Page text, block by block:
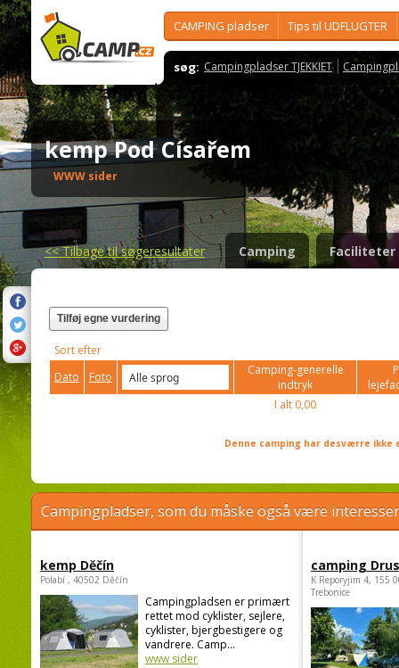
CAMPING pladser Tips til UDFLUGTER
søg: Campingpladser TJEKKIET
kemp Pod Císařem
WWW sider
<<Tilbage til søgeresultater Camping Faciliteter
Tilføj egne vurdering
Sort efter
Dato
Foto
Camping-generelle
indtryk
I alt 0,00
Denne camping har desværre
Campingpladser, som du måske også være
kemp Děčín
Polabí , 40502 Děčín
Campingpladsen er primært
rettet mod cyklister, sejlere,
cyklister, bjergbestigere og
vandrere. Camp...
www sider
camping
K Reporyjim 4, 155
Trebonice